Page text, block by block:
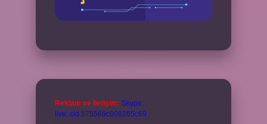
Reklam ve İletişim: Skype:
live:.cid.575569c608265c69